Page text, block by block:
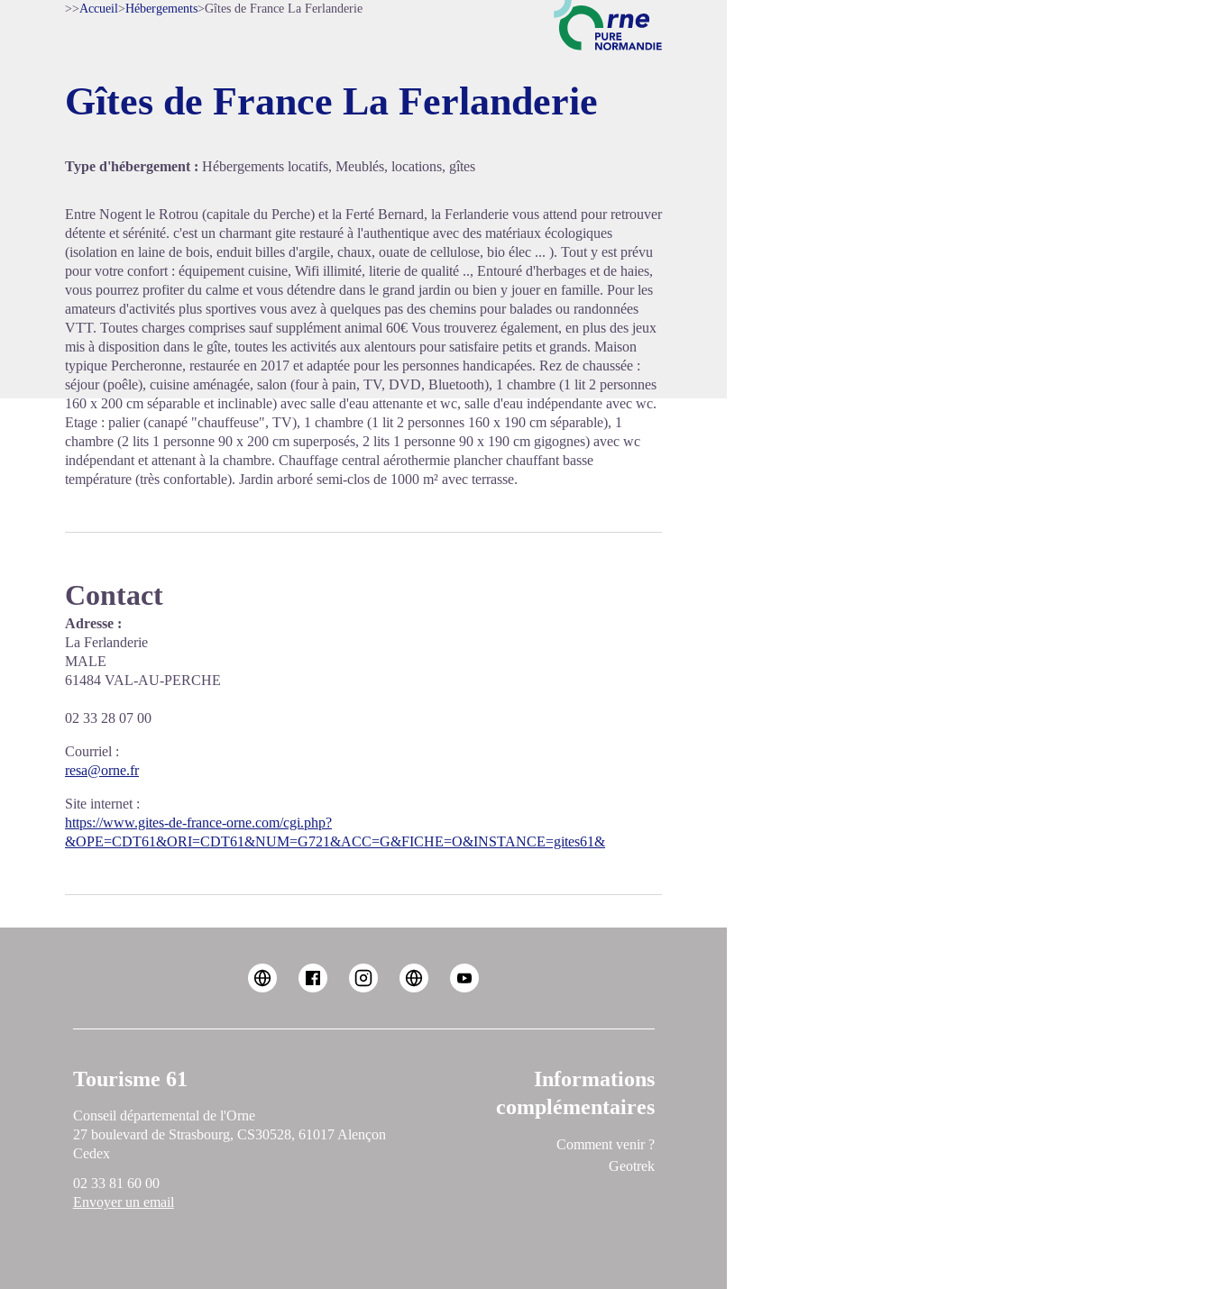
Voir l'image en plein écran
>>Accueil>Hébergements>Gîtes de France La Ferlanderie
Gîtes de France La Ferlanderie
Type d'hébergement : Hébergements locatifs, Meublés, locations, gîtes
Entre Nogent le Rotrou (capitale du Perche) et la Ferté Bernard, la Ferlanderie vous attend pour retrouver
détente et sérénité. c'est un charmant gite restauré à l'authentique avec des matériaux écologiques
(isolation en laine de bois, enduit billes d'argile, chaux, ouate de cellulose, bio élec ... ). Tout y est prévu
pour votre confort : équipement cuisine, Wifi illimité, literie de qualité .., Entouré d'herbages et de haies,
vous pourrez profiter du calme et vous détendre dans le grand jardin ou bien y jouer en famille. Pour les
amateurs d'activités plus sportives vous avez à quelques pas des chemins pour balades ou randonnées
VTT. Toutes charges comprises sauf supplément animal 60€ Vous trouverez également, en plus des jeux
mis à disposition dans le gîte, toutes les activités aux alentours pour satisfaire petits et grands. Maison
typique Percheronne, restaurée en 2017 et adaptée pour les personnes handicapées. Rez de chaussée :
séjour (poêle), cuisine aménagée, salon (four à pain, TV, DVD, Bluetooth), 1 chambre (1 lit 2 personnes
160 x 200 cm séparable et inclinable) avec salle d'eau attenante et wc, salle d'eau indépendante avec wc.
Etage : palier (canapé "chauffeuse", TV), 1 chambre (1 lit 2 personnes 160 x 190 cm séparable), 1
chambre (2 lits 1 personne 90 x 200 cm superposés, 2 lits 1 personne 90 x 190 cm gigognes) avec wc
indépendant et attenant à la chambre. Chauffage central aérothermie plancher chauffant basse
température (très confortable). Jardin arboré semi-clos de 1000 m² avec terrasse.
Contact
Adresse :
La Ferlanderie
MALE
61484 VAL-AU-PERCHE
02 33 28 07 00
Courriel :
resa@orne.fr
Site internet :
https://www.gites-de-france-orne.com/cgi.php?
&OPE=CDT61&ORI=CDT61&NUM=G721&ACC=G&FICHE=O&INSTANCE=gites61&
Tourisme 61
Conseil départemental de l'Orne
27 boulevard de Strasbourg, CS30528, 61017 Alençon
Cedex
02 33 81 60 00
Envoyer un email
Informations
complémentaires
Comment venir ?
Geotrek